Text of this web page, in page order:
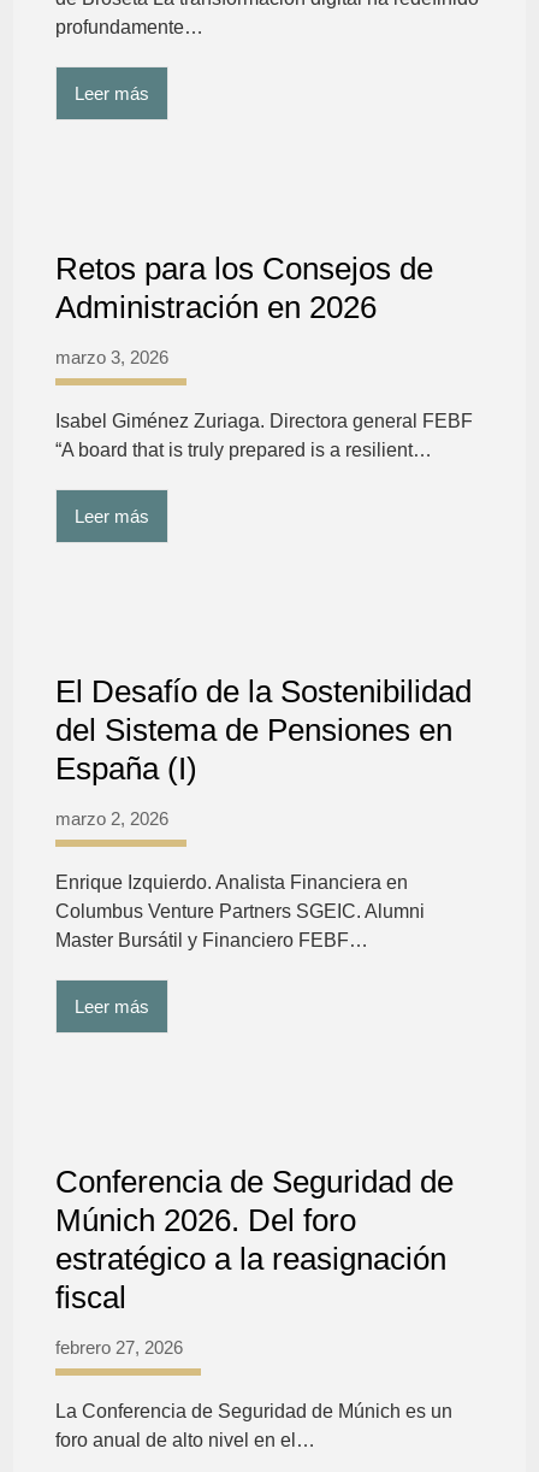
profundamente…
Leer más
Retos para los Consejos de
Administración en 2026
marzo 3, 2026
Isabel Giménez Zuriaga. Directora general FEBF
“A board that is truly prepared is a resilient…
Leer más
El Desafío de la Sostenibilidad
del Sistema de Pensiones en
España (I)
marzo 2, 2026
Enrique Izquierdo. Analista Financiera en
Columbus Venture Partners SGEIC. Alumni
Master Bursátil y Financiero FEBF…
Leer más
Conferencia de Seguridad de
Múnich 2026. Del foro
estratégico a la reasignación
fiscal
febrero 27, 2026
La Conferencia de Seguridad de Múnich es un
foro anual de alto nivel en el…